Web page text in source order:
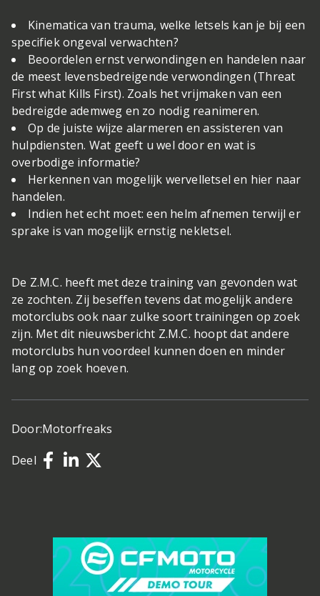
Kinematica van trauma, welke letsels kan je bij een
specifiek ongeval verwachten?
Beoordelen ernst verwondingen en handelen naar
de meest levensbedreigende verwondingen (Threat
First what Kills First). Zoals het vrijmaken van een
bedreigde ademweg en zo nodig reanimeren.
Op de juiste wijze alarmeren en assisteren van
hulpdiensten. Wat geeft u wel door en wat is
overbodige informatie?
Herkennen van mogelijk wervelletsel en hier naar
handelen.
Indien het echt moet: een helm afnemen terwijl er
sprake is van mogelijk ernstig nekletsel.
De Z.M.C. heeft met deze training van gevonden wat
ze zochten. Zij beseffen tevens dat mogelijk andere
motorclubs ook naar zulke soort trainingen op zoek
zijn. Met dit nieuwsbericht Z.M.C. hoopt dat andere
motorclubs hun voordeel kunnen doen en minder
lang op zoek hoeven.
Door:Motorfreaks
Deel